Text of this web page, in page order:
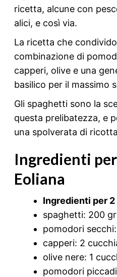
ricetta, alcune con
alici, e così via.
La ricetta che
combinazione di
capperi, olive e una
basilico per il massimo
Gli spaghetti sono la
questa prelibatezza, e
una spolverata di
Ingredienti
Eoliana
Ingredienti per
spaghetti: 200 gr
pomodori
capperi: 2
olive nere: 1
pomodori